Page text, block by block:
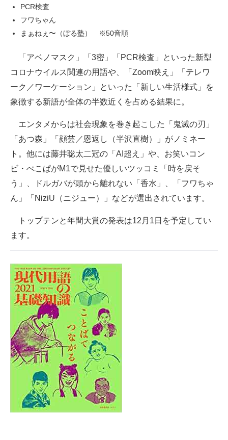
PCR検査
フワちゃん
まぁねぇ〜（ぼる塾） ※50音順
「アベノマスク」「3密」「PCR検査」といった新型
コロナウイルス関連の用語や、「Zoom映え」「テレワ
ーク／ワーケーション」といった「新しい生活様式」を
象徴する新語が全体の半数近くを占める結果に。
エンタメからは社会現象を巻き起こした「鬼滅の刃」
「あつ森」「顔芸／恩返し（半沢直樹）」がノミネー
ト。他には藤井聡太二冠の「AI超え」や、お笑いコン
ビ・ぺこぱがM1で見せた優しいツッコミ「時を戻そ
う」、ドルガバが頭から離れない「香水」、「フワちゃ
ん」「NiziU（ニジュー）」などが選出されています。
トップテンと年間大賞の発表は12月1日を予定してい
ます。